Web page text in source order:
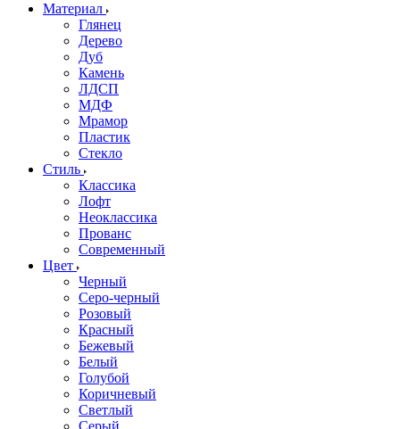
Материал
Глянец
Дерево
Дуб
Камень
ЛДСП
МДФ
Мрамор
Пластик
Стекло
Стиль
Классика
Лофт
Неоклассика
Прованс
Современный
Цвет
Черный
Серо-черный
Розовый
Красный
Бежевый
Белый
Голубой
Коричневый
Светлый
Серый